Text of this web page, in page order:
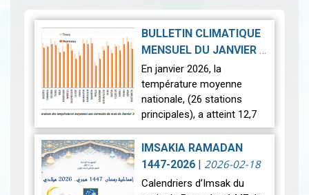
BULLETIN CLIMATIQUE
MENSUEL DU JANVIER |
2026-02-23
En janvier 2026, la
température moyenne
nationale, (26 stations
principales), a atteint 12,7
°c, soit une anomalie
positive de +1,4 °c par
rapport à la moyenne de
IMSAKIA RAMADAN
1447-2026
2026-02-18
Calendriers d’Imsak du